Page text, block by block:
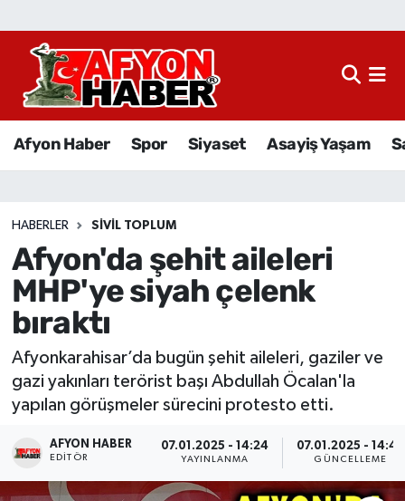
Afyon Haber Spor Siyaset Asayiş Yaşam
HABERLER SIVIL TOPLUM
Afyon'da şehit aileleri
MHP'ye siyah çelenk
bıraktı
Afyonkarahisar’da bugün şehit aileleri, gaziler ve
gazi yakınları terörist başı Abdullah Öcalan'la
yapılan görüşmeler sürecini protesto etti.
AFYON HABER
EDITÖR
07.01.2025 - 14:24
YAYINLANMA
07.01.2025 - 14:42
GÜNCELLEME
Afyon Haber
Sağlık
Eğitim
Ekonomi
Magazin
Etkinlikler